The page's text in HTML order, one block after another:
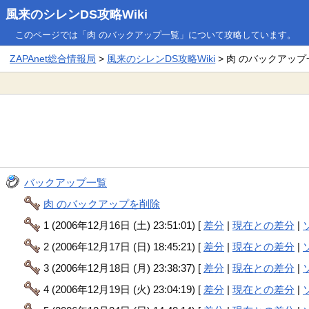
風来のシレンDS攻略Wiki
このページでは「肉 のバックアップ一覧」について攻略しています。
ZAPAnet総合情報局 > 風来のシレンDS攻略Wiki > 肉 のバックアップ
バックアップ一覧
肉 のバックアップを削除
1 (2006年12月16日 (土) 23:51:01) [ 差分 |現在との差分 |
2 (2006年12月17日 (日) 18:45:21) [ 差分 |現在との差分 |
3 (2006年12月18日 (月) 23:38:37) [ 差分 |現在との差分 |
4 (2006年12月19日 (火) 23:04:19) [ 差分 |現在との差分 |